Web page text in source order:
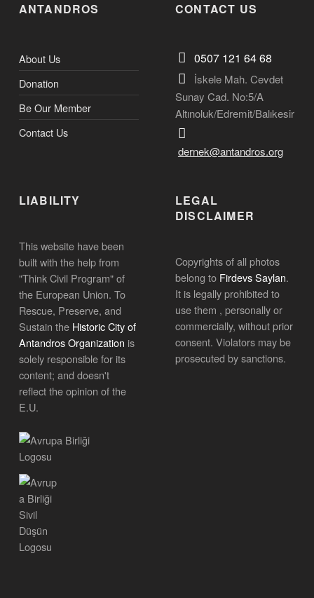
ANTANDROS
About Us
Donation
Be Our Member
Contact Us
CONTACT US
0507 121 64 68
İskele Mah. Cevdet
Sunay Cad. No:5/A
Altınoluk/Edremit/Balıkesir
dernek@antandros.org
LIABILITY
This website have been
built with the help from
"Think Civil Program" of
the European Union. To
Rescue, Preserve, and
Sustain the Historic City of
Antandros Organization is
solely responsible for its
content; and doesn't
reflect the opinion of the
E.U.
LEGAL
DISCLAIMER
Copyrights of all photos
belong to Firdevs Saylan.
It is legally prohibited to
use them , personally or
commercially, without prior
consent. Violators may be
prosecuted by sanctions.